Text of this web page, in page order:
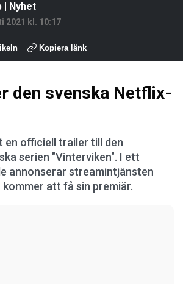
| Nyhet
2021 kl. 10:17
Kopiera länk
den svenska Netflix-
en officiell trailer till den
serien "Vinterviken". I ett
annonserar streamintjänsten
att få sin premiär.